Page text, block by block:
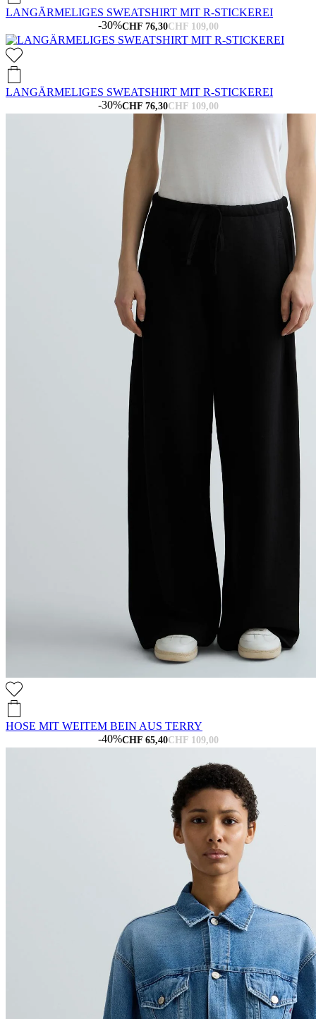
LANGÄRMELIGES SWEATSHIRT MIT R-STICKEREI
CHF 109,00
CHF 76,30
-30%
LANGÄRMELIGES SWEATSHIRT MIT R-STICKEREI
CHF 109,00
CHF 76,30
-30%
HOSE MIT WEITEM BEIN AUS TERRY
CHF 109,00
CHF 65,40
-40%